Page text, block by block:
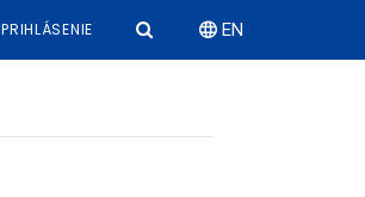
PRIHLÁSENIE EN